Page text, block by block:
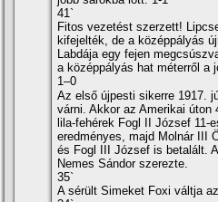
41`
Fitos vezetést szerzett!
kifejelték, de a középpályás
Labdája egy fejen
a középpályás hat méterről a
1–0
Az első újpesti sikerre 1917.
várni. Akkor az Amerikai úton
lila-fehérek Fogl II József 11-
eredményes, majd Molnár III
és Fogl III József is betalált.
Nemes Sándor szerezte.
35`
A sérült Simeket Foxi váltja